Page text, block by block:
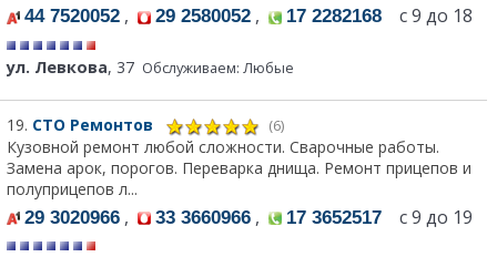
44 7520052 , 29 2580052 , 17 2282168 с 9 до 18
ул. Левкова, 37 Обслуживаем: Любые
19. СТО Ремонтов (6)
Кузовной ремонт любой сложности. Сварочные работы.
Замена арок, порогов. Переварка днища. Ремонт прицепов и
полуприцепов л...
29 3020966 , 33 3660966 , 17 3652517 с 9 до 19